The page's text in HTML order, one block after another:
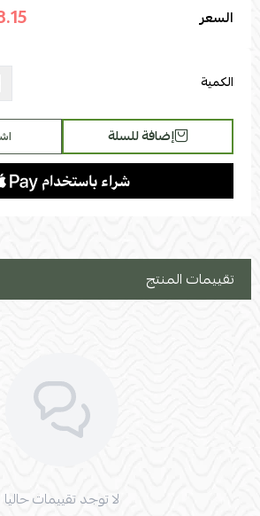
اسحب و افلت الملف
السعر
الكمية
إضافة للسلة
تقييمات المنتج
لا توجد تقييمات حاليا